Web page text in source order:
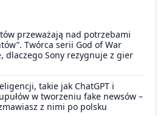
przeważają nad potrzebami
Twórca serii God of War
dlaczego Sony rezygnuje z gier
takie jak ChatGPT i
w tworzeniu fake newsów –
z nimi po polsku